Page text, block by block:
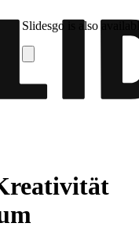
Slidesgo is also